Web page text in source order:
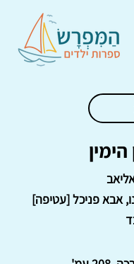
אבא פניכל [עטיפה]